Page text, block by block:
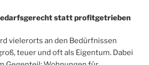
statt profitgetrieben
vielerorts an den Bedürfnissen
teuer und oft als Eigentum. Dabei